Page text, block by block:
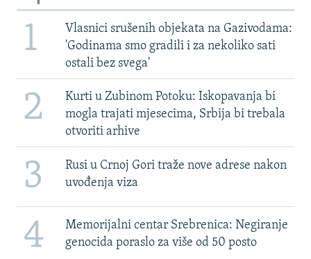
1
Vlasnici srušenih objekata na Gazivodama:
'Godinama smo gradili i za nekoliko sati
ostali bez svega'
2
Kurti u Zubinom Potoku: Iskopavanja bi
mogla trajati mjesecima, Srbija bi trebala
otvoriti arhive
3
Rusi u Crnoj Gori traže nove adrese nakon
uvođenja viza
4
Memorijalni centar Srebrenica: Negiranje
genocida poraslo za više od 50 posto